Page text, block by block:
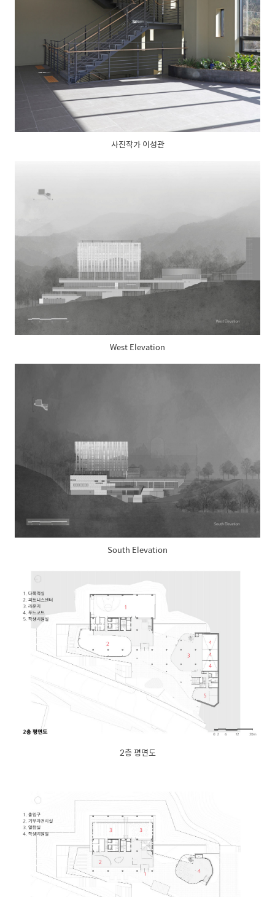
사진작가 이성관
West Elevation
South Elevation
2층 평면도